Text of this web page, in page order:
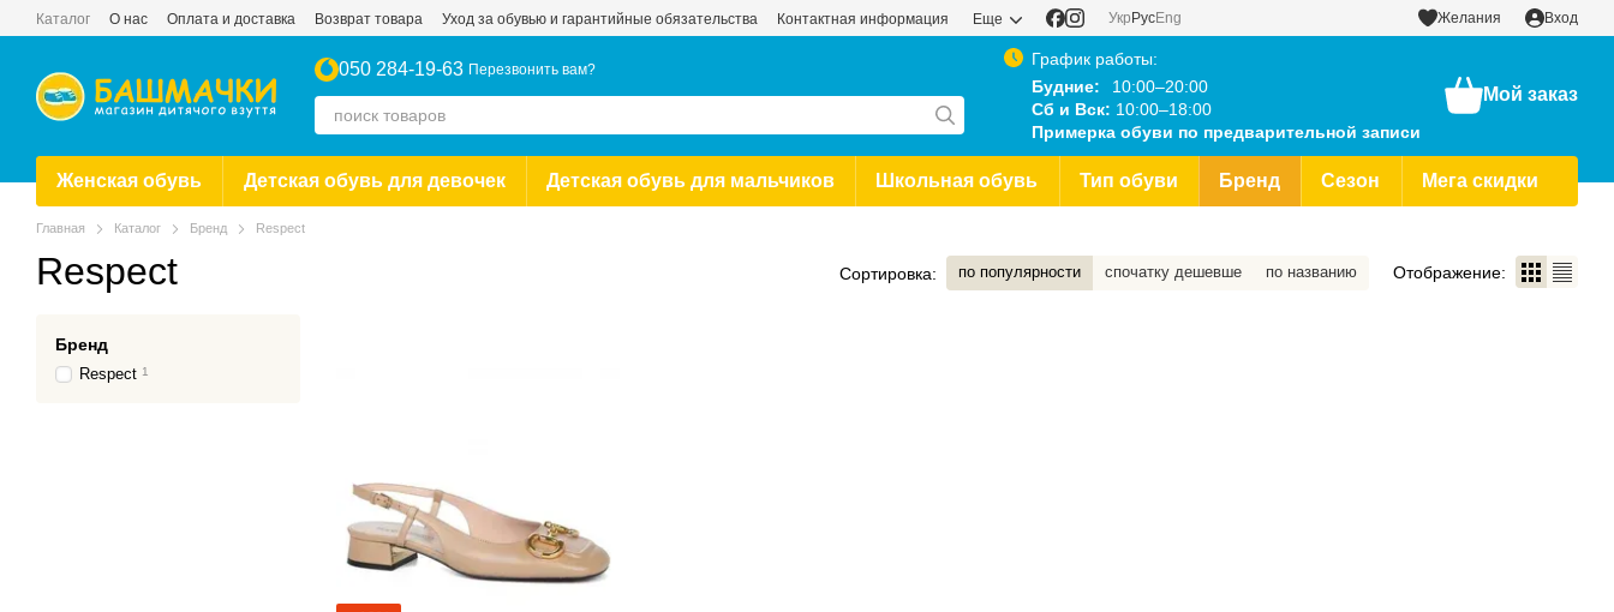
Перейти к основному контенту
Каталог О нас Оплата и доставка Возврат товара Уход за обувью и гарантийные обязательства Контактная информация Еще Укр РусEng Желания Вход
050 284-19-63 Перезвонить вам?
График работы:
Будние:
10:00–20:00
Сб и Вск: 10:00–18:00
Примерка обуви по предварительной записи
Мой заказ
Женская обувь Детская обувь для девочек Детская обувь для мальчиков Школьная обувь Тип обуви Бренд Сезон Мега скидки
Главная Каталог Бренд Respect
Respect Сортировка: по популярности спочатку дешевше по названию Отображение:
Бренд
Respect 1